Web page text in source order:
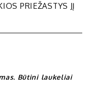
PRIEŽASTYS JĮ
Būtini laukeliai